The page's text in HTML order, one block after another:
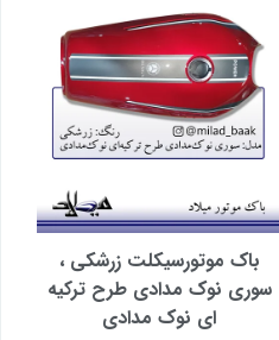
باک موتورسیکلت زرشکی ،
سوری نوک مدادی طرح ترکیه
ای نوک مدادی